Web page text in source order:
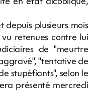
depuis plusieurs mois
retenues contre lui
de "meurtre
"tentative de
stupéfiants", selon le
présenté mercredi